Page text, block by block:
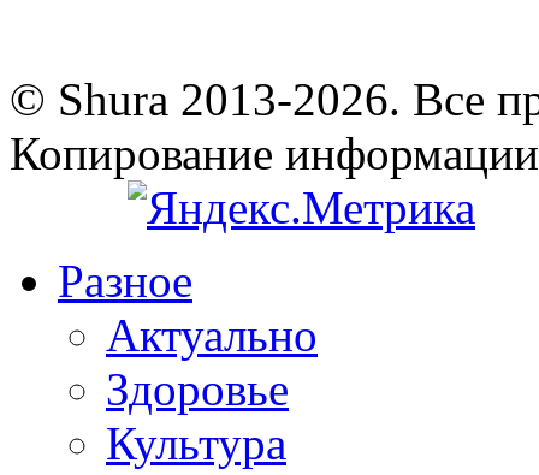
© Shura 2013-2026. Все
Копирование
Разное
Актуально
Здоровье
Культура